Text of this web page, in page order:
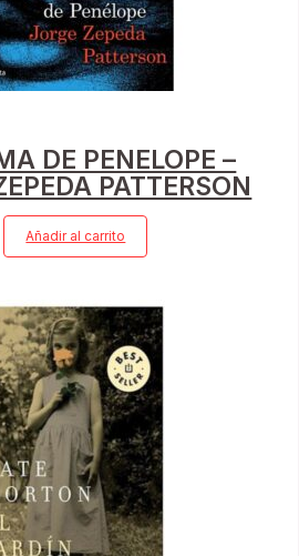
DE PENELOPE –
PATTERSON
Añadir al carrito